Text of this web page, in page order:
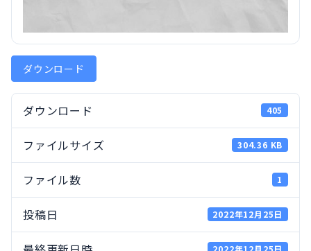
ダウンロード
ダウンロード 405
ファイルサイズ 304.36 KB
ファイル数 1
投稿日 2022年12月25日